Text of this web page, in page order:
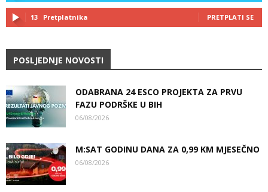
13 Pretplatnika PRETPLATI SE
POSLJEDNJE NOVOSTI
ODABRANA 24 ESCO PROJEKTA ZA PRVU
FAZU PODRŠKE U BIH
06/08/2026
M:SAT GODINU DANA ZA 0,99 KM MJESEČNO
06/08/2026